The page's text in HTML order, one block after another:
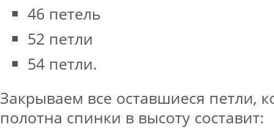
46 петель
52 петли
54 петли.
Закрываем все оставшиеся петли,
полотна спинки в высоту составит: